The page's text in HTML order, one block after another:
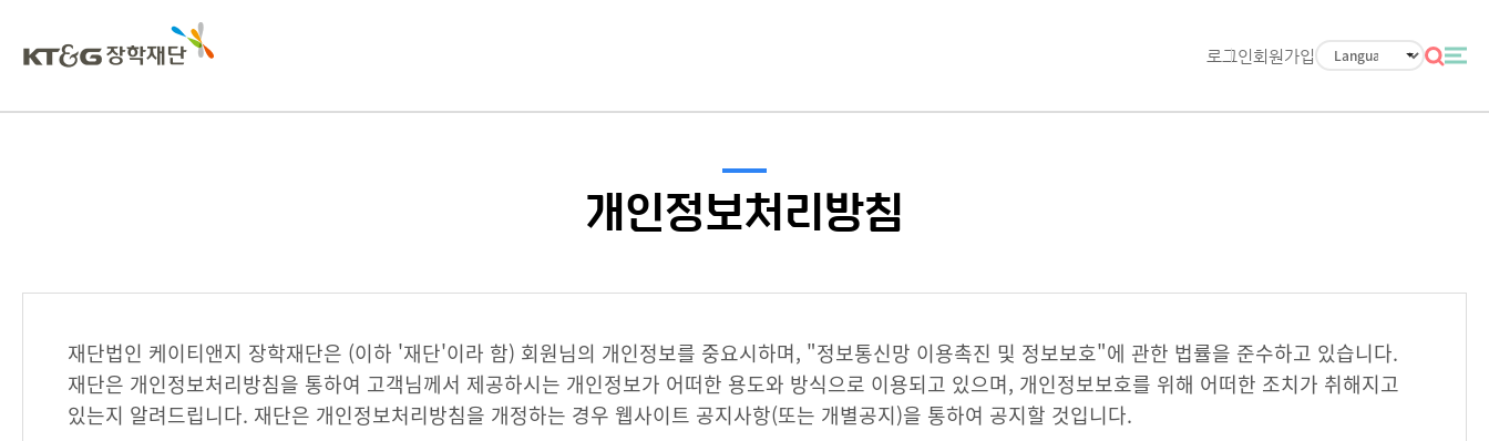
로그인 회원가입
개인정보처리방침
재단법인 케이티앤지 장학재단은 (이하 '재단'이라 함) 회원님의 개인정보를 중요시하며, "정보통신망 이용촉진 및 정보보호"에 관한 법률을 준수하고 있습니다.
재단은 개인정보처리방침을 통하여 고객님께서 제공하시는 개인정보가 어떠한 용도와 방식으로 이용되고 있으며, 개인정보보호를 위해 어떠한 조치가 취해지고
있는지 알려드립니다. 재단은 개인정보처리방침을 개정하는 경우 웹사이트 공지사항(또는 개별공지)을 통하여 공지할 것입니다.